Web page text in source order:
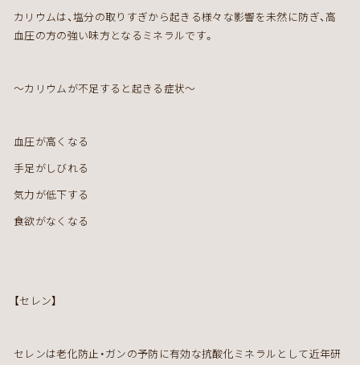
カリウムは、塩分の取りすぎから起きる様々な影響を未然に防ぎ、高
血圧の方の強い味方となるミネラルです。
～カリウムが不足すると起きる症状～
血圧が高くなる
手足がしびれる
気力が低下する
食欲がなくなる
【セレン】
セレンは老化防止・ガンの予防に有効な抗酸化ミネラルとして近年研